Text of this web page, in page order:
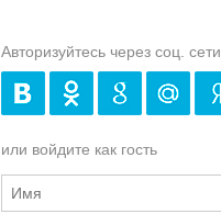
Авторизуйтесь через соц. сети
или войдите как гость